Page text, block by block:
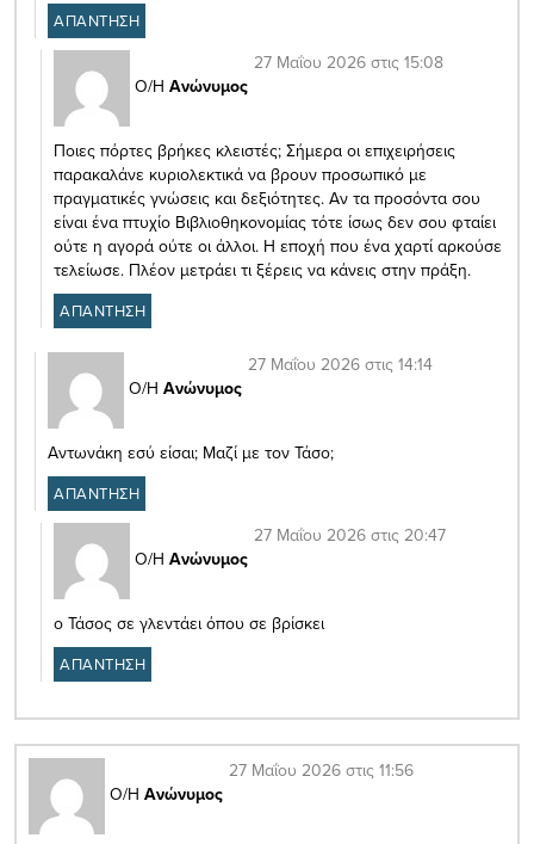
ΑΠΑΝΤΗΣΗ
Ο/Η Ανώνυμος
27 Μαΐου 2026 στις 15:08
Ποιες πόρτες βρήκες κλειστές; Σήμερα οι επιχειρήσεις
παρακαλάνε κυριολεκτικά να βρουν προσωπικό με
πραγματικές γνώσεις και δεξιότητες. Αν τα προσόντα σου
είναι ένα πτυχίο Βιβλιοθηκονομίας τότε ίσως δεν σου φταίει
ούτε η αγορά ούτε οι άλλοι. Η εποχή που ένα χαρτί αρκούσε
τελείωσε. Πλέον μετράει τι ξέρεις να κάνεις στην πράξη.
ΑΠΑΝΤΗΣΗ
Ο/Η Ανώνυμος
27 Μαΐου 2026 στις 14:14
Αντωνάκη εσύ είσαι; Μαζί με τον Τάσο;
ΑΠΑΝΤΗΣΗ
Ο/Η Ανώνυμος
27 Μαΐου 2026 στις 20:47
ο Τάσος σε γλεντάει όπου σε βρίσκει
ΑΠΑΝΤΗΣΗ
Ο/Η Ανώνυμος
27 Μαΐου 2026 στις 11:56